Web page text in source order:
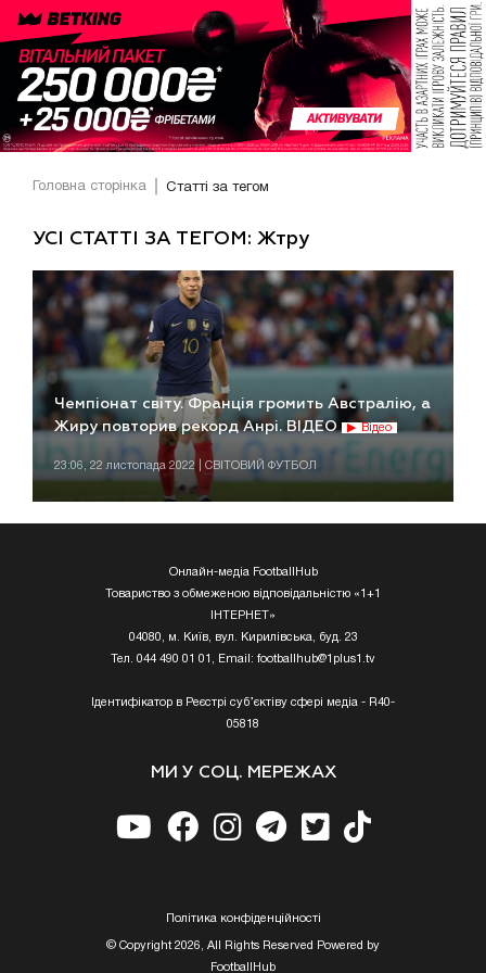
Головна сторінка Статті за тегом
УСІ СТАТТІ ЗА ТЕГОМ: Жтру
Чемпіонат світу. Франція громить Австралію, а
Жиру повторив рекорд Анрі. ВІДЕО
Відео
23:06, 22 листопада 2022 | СВІТОВИЙ ФУТБОЛ
Онлайн-медіа FootballHub
Товариство з обмеженою відповідальністю «1+1
ІНТЕРНЕТ»
04080, м. Київ, вул. Кирилівська, буд. 23
Тел. 044 490 01 01, Email: footballhub@1plus1.tv
Ідентифікатор в Реєстрі суб’єктіву сфері медіа - R40-
05818
МИ У СОЦ. МЕРЕЖАХ
Полiтика конфiденцiйностi
© Copyright 2026, All Rights Reserved Powered by
FootballHub